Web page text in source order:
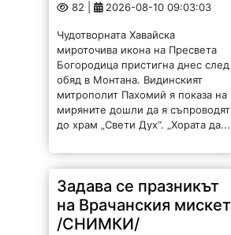
82 | 2026-08-10 09:03:03
Чудотворната Хавайска
мироточива икона на Пресвета
Богородица пристигна днес след
обяд в Монтана. Видинският
митрополит Пахомий я показа на
миряните дошли да я съпроводят
до храм „Свети Дух“. „Хората да...
Задава се празникът
на Врачанския мискет
/СНИМКИ/